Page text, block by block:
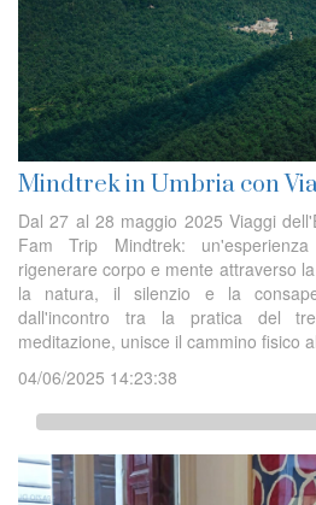
Mindtrek in Umbria con
Dal 27 al 28 maggio 2025 Viaggi
Fam Trip Mindtrek:
rigenerare corpo e mente attraverso
la natura, il silenzio e la
dall'incontro tra la pratica del
meditazione, unisce il cammino fisico
04/06/2025 14:23:38